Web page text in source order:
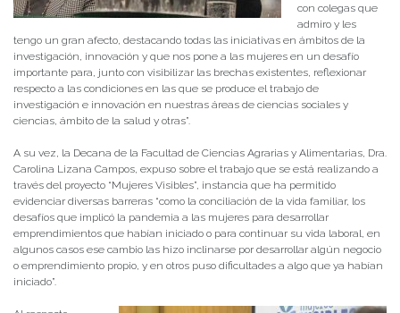
con colegas que
admiro y les
tengo un gran afecto, destacando todas las iniciativas en ámbitos de la
investigación, innovación y que nos pone a las mujeres en un desafío
importante para, junto con visibilizar las brechas existentes, reflexionar
respecto a las condiciones en las que se produce el trabajo de
investigación e innovación en nuestras áreas de ciencias sociales y
ciencias, ámbito de la salud y otras”.
A su vez, la Decana de la Facultad de Ciencias Agrarias y Alimentarias, Dra.
Carolina Lizana Campos, expuso sobre el trabajo que se está realizando a
través del proyecto “Mujeres Visibles”, instancia que ha permitido
evidenciar diversas barreras “como la conciliación de la vida familiar, los
desafíos que implicó la pandemia a las mujeres para desarrollar
emprendimientos que habían iniciado o para continuar su vida laboral, en
algunos casos ese cambio las hizo inclinarse por desarrollar algún negocio
o emprendimiento propio, y en otros puso dificultades a algo que ya habían
iniciado”.